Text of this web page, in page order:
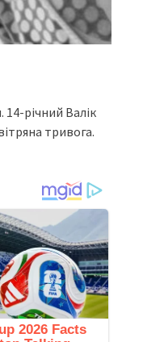
14-річний Валік
тривога.